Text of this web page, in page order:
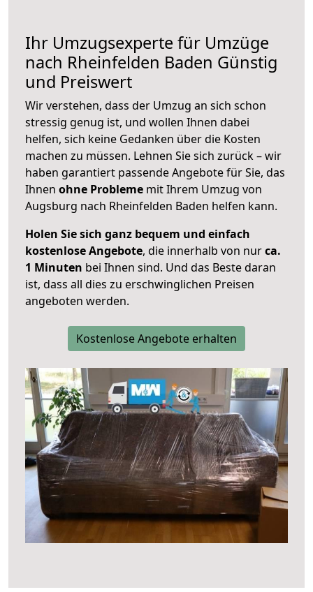
Ihr Umzugsexperte für Umzüge
nach Rheinfelden Baden Günstig
und Preiswert
Wir verstehen, dass der Umzug an sich schon
stressig genug ist, und wollen Ihnen dabei
helfen, sich keine Gedanken über die Kosten
machen zu müssen. Lehnen Sie sich zurück – wir
haben garantiert passende Angebote für Sie, das
Ihnen ohne Probleme mit Ihrem Umzug von
Augsburg nach Rheinfelden Baden helfen kann.
Holen Sie sich ganz bequem und einfach
kostenlose Angebote, die innerhalb von nurca.
1 Minuten bei Ihnen sind. Und das Beste daran
ist, dass all dies zu erschwinglichen Preisen
angeboten werden.
Kostenlose Angebote erhalten